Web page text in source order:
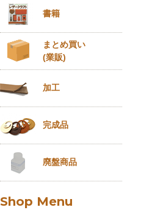
書籍
まとめ買い
(業販)
加工
完成品
廃盤商品
Shop Menu